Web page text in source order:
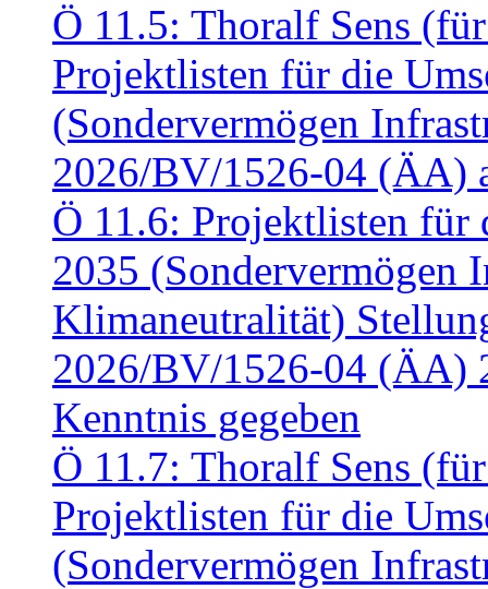
Ö 11.5: Thoralf Sens
Projektlisten für die
(Sondervermögen
2026/BV/1526-04 (ÄA)
Ö 11.6: Projektlisten für
2035 (Sondervermögen
Klimaneutralität)
2026/BV/1526-04 (ÄA)
Kenntnis gegeben
Ö 11.7: Thoralf Sens
Projektlisten für die
(Sondervermögen